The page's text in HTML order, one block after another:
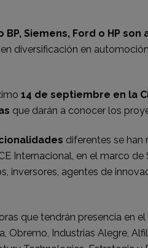
Siemens, Ford o HP
diversificación en
14 de septiembre en la
que darán a conocer los
diferentes se han
Internacional, en el marco
inversores, agentes de
que tendrán presencia en
Obremo, Industrias Alegre,